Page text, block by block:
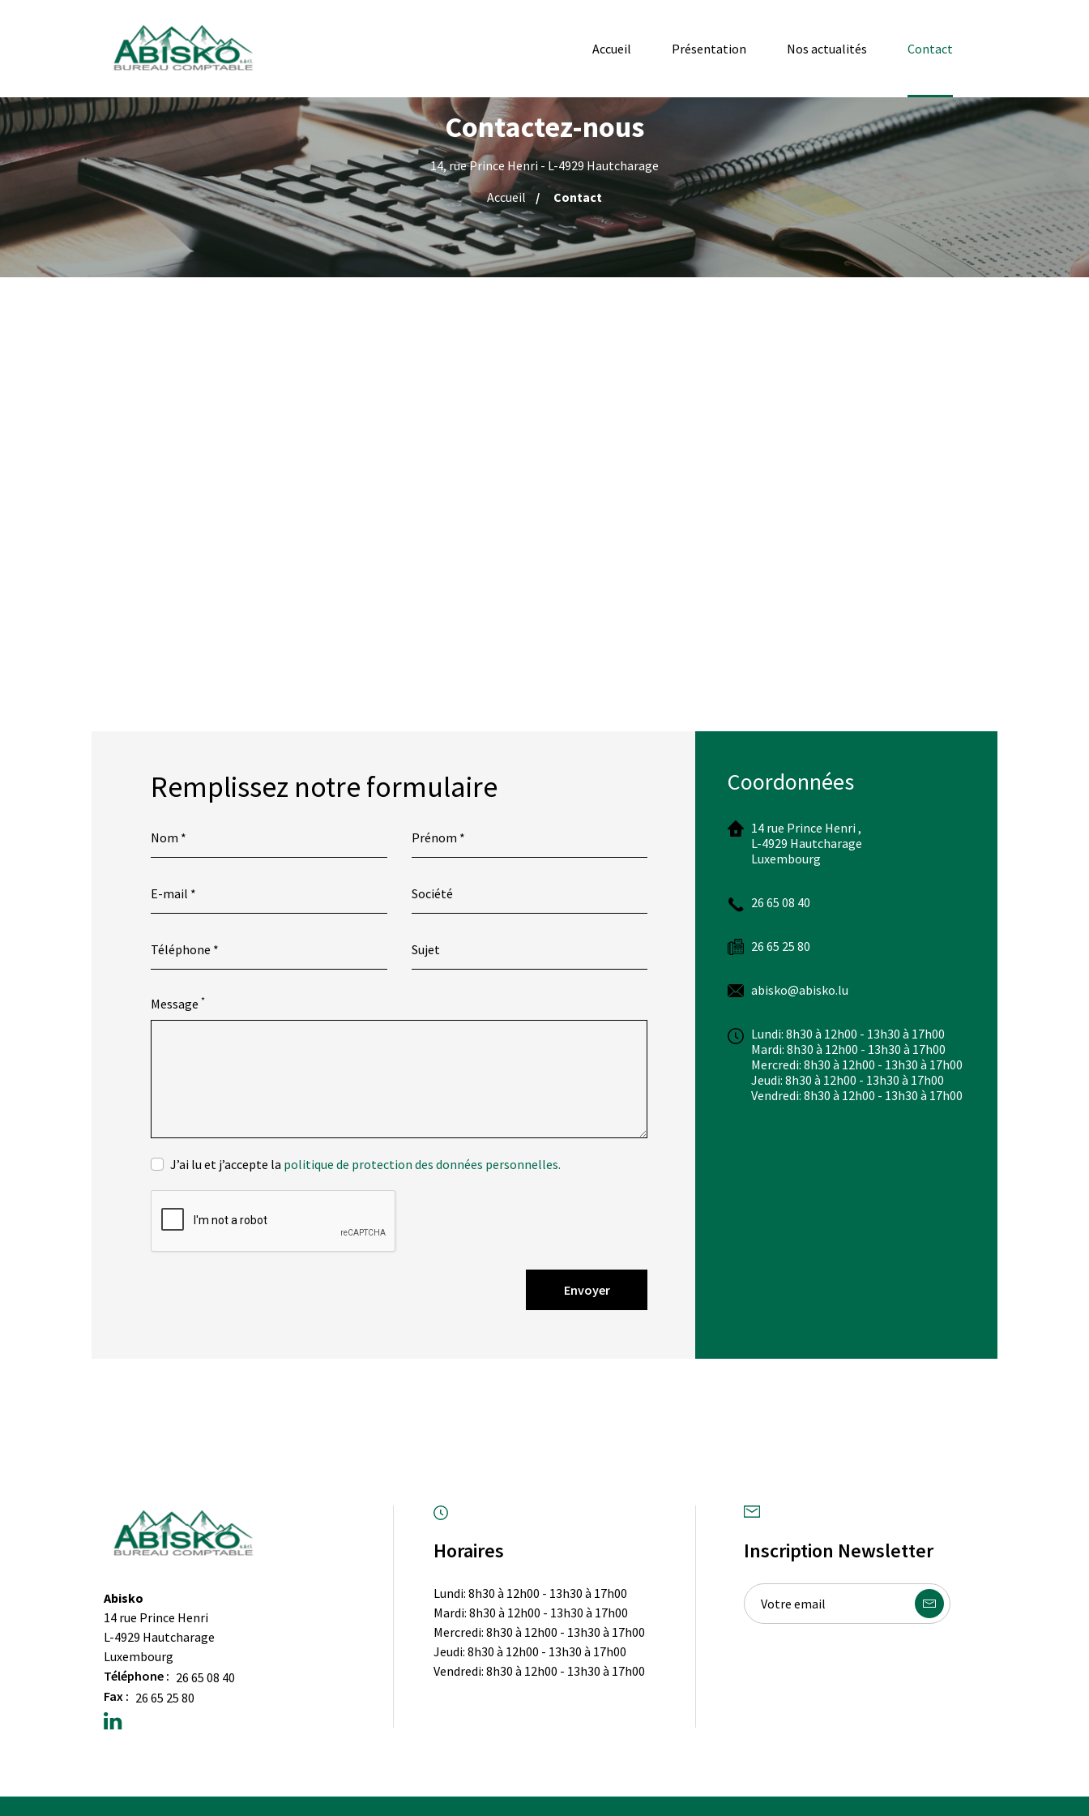
Accueil Présentation Nos actualités Contact
Contactez-nous
14, rue Prince Henri - L-4929 Hautcharage
Accueil
Contact
Coordonnées
14 rue Prince Henri ,
L-4929 Hautcharage
Luxembourg
26 65 08 40
26 65 25 80
abisko@abisko.lu
Lundi: 8h30 à 12h00 - 13h30 à 17h00
Mardi: 8h30 à 12h00 - 13h30 à 17h00
Mercredi: 8h30 à 12h00 - 13h30 à 17h00
Jeudi: 8h30 à 12h00 - 13h30 à 17h00
Vendredi: 8h30 à 12h00 - 13h30 à 17h00
Remplissez notre formulaire
Message*
J’ai lu et j’accepte la politique de protection des données personnelles.
Envoyer
Abisko
14 rue Prince Henri
L-4929 Hautcharage
Luxembourg
Téléphone : 26 65 08 40
Fax : 26 65 25 80
Horaires
Lundi: 8h30 à 12h00 - 13h30 à 17h00
Mardi: 8h30 à 12h00 - 13h30 à 17h00
Mercredi: 8h30 à 12h00 - 13h30 à 17h00
Jeudi: 8h30 à 12h00 - 13h30 à 17h00
Vendredi: 8h30 à 12h00 - 13h30 à 17h00
Inscription Newsletter